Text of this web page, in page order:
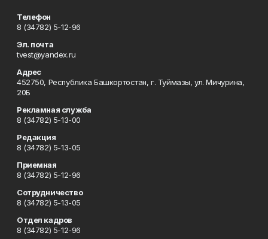
Телефон
8 (34782) 5-12-96
Эл. почта
tvest@yandex.ru
Адрес
452750, Республика Башкортостан, г. Туймазы, ул. Мичурина,
20Б
Рекламная служба
8 (34782) 5-13-00
Редакция
8 (34782) 5-13-05
Приемная
8 (34782) 5-12-96
Сотрудничество
8 (34782) 5-13-05
Отдел кадров
8 (34782) 5-12-96